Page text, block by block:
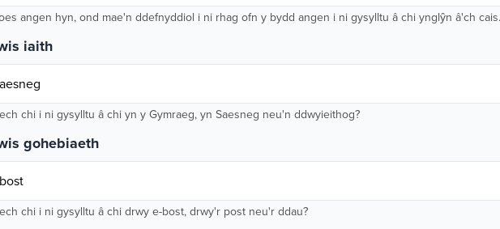
angen hyn, ond mae'n ddefnyddiol i ni rhag ofn y bydd angen i ni gysylltu â chi ynglŷn â'ch cais.
iaith
chi i ni gysylltu â chi yn y Gymraeg, yn Saesneg neu'n ddwyieithog?
gohebiaeth
chi i ni gysylltu â chi drwy e-bost, drwy'r post neu'r ddau?